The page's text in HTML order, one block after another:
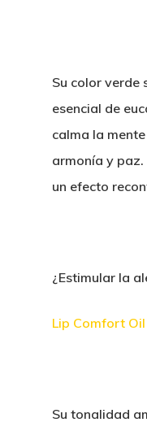
Su color verde
esencial de
calma la
armonía y
un efecto
¿Estimular la
Lip Comfort
Su tonalidad